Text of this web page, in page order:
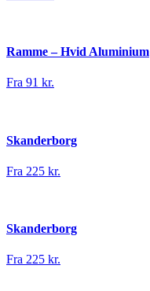
Ramme – Hvid Aluminium
Fra 91 kr.
Skanderborg
Fra 225 kr.
Skanderborg
Fra 225 kr.